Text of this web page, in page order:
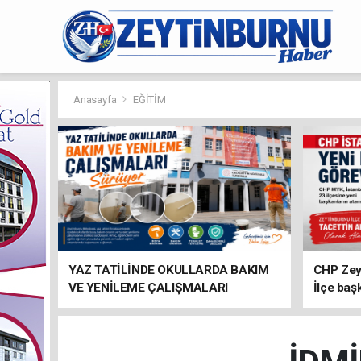
Anasayfa EĞİTİM
YAZ TATİLİNDE OKULLARDA BAKIM
VE YENİLEME ÇALIŞMALARI
SÜRÜYOR
CHP
İlçe
atandı